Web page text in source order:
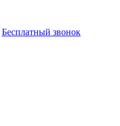
Бесплатный звонок